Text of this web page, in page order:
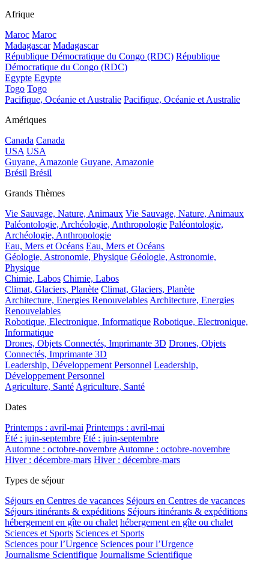
Afrique
Maroc Maroc
Madagascar Madagascar
République Démocratique du Congo (RDC) République
Démocratique du Congo (RDC)
Egypte Egypte
Togo Togo
Pacifique, Océanie et Australie Pacifique, Océanie et Australie
Amériques
Canada Canada
USA USA
Guyane, Amazonie Guyane, Amazonie
Brésil Brésil
Grands Thèmes
Vie Sauvage, Nature, Animaux Vie Sauvage, Nature, Animaux
Paléontologie, Archéologie, Anthropologie Paléontologie,
Archéologie, Anthropologie
Eau, Mers et Océans Eau, Mers et Océans
Géologie, Astronomie, Physique Géologie, Astronomie,
Physique
Chimie, Labos Chimie, Labos
Climat, Glaciers, Planète Climat, Glaciers, Planète
Architecture, Energies RenouvelablesArchitecture, Energies
Renouvelables
Robotique, Electronique, Informatique Robotique, Electronique,
Informatique
Drones, Objets Connectés, Imprimante 3D Drones, Objets
Connectés, Imprimante 3D
Leadership, Développement Personnel Leadership,
Développement Personnel
Agriculture, SantéAgriculture, Santé
Dates
Printemps : avril-mai Printemps : avril-mai
Été : juin-septembre Été : juin-septembre
Automne : octobre-novembreAutomne : octobre-novembre
Hiver : décembre-mars Hiver : décembre-mars
Types de séjour
Séjours en Centres de vacances Séjours en Centres de vacances
Séjours itinérants & expéditions Séjours itinérants & expéditions
hébergement en gîte ou chalet hébergement en gîte ou chalet
Sciences et Sports Sciences et Sports
Sciences pour l’Urgence Sciences pour l’Urgence
Journalisme Scientifique Journalisme Scientifique